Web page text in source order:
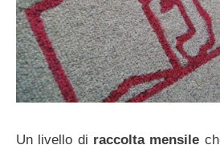
Un livello di raccolta mensile